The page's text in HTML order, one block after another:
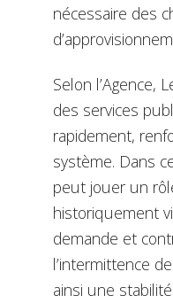
nécessaire des
Selon l’Agence,
des services
rapidement,
système. Dans
peut jouer un
historiquement
demande et
l’intermittence
ainsi une